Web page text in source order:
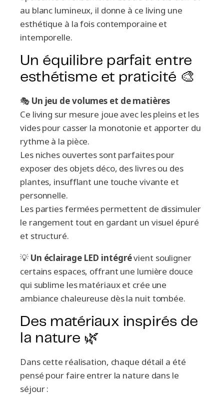
au blanc lumineux, il donne à ce living une
esthétique à la fois contemporaine et
intemporelle.
Un équilibre parfait entre
esthétisme et praticité 🎨
🎭 Un jeu de volumes et de matières
Ce living sur mesure joue avec les pleins et les
vides pour casser la monotonie et apporter du
rythme à la pièce.
Les niches ouvertes sont parfaites pour
exposer des objets déco, des livres ou des
plantes, insufflant une touche vivante et
personnelle.
Les parties fermées permettent de dissimuler
le rangement tout en gardant un visuel épuré
et structuré.
💡 Un éclairage LED intégrévient souligner
certains espaces, offrant une lumière douce
qui sublime les matériaux et crée une
ambiance chaleureuse dès la nuit tombée.
Des matériaux inspirés de
la nature 🌿
Dans cette réalisation, chaque détail a été
pensé pour faire entrer la nature dans le
séjour :